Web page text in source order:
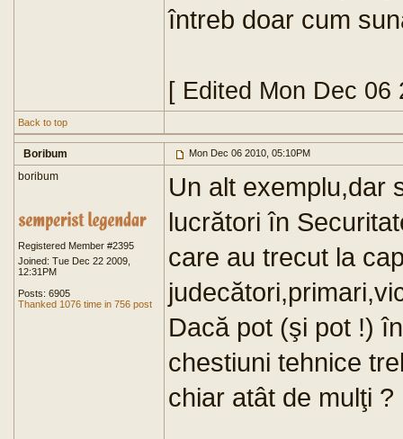
întreb doar cum
[ Edited Mon Dec 06
Back to top
Boribum Mon Dec 06 2010, 05:10PM
boribum
Registered Member #2395
Joined: Tue Dec 22 2009,
12:31PM
Posts: 6905
Thanked 1076 time in 756 post
Un alt exemplu,dar
lucrători în
care au trecut la
Dacă pot (şi pot !)
chestiuni tehnice
chiar atât de mulţi ?